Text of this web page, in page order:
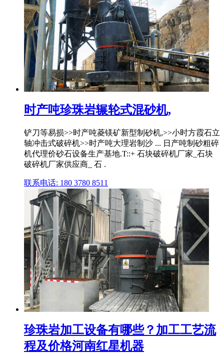
时产吨珍珠岩辗轮式混砂机,
铲刀等易损>>时产吨菱镁矿新型制砂机,>>小时方霞石立
轴冲击式破碎机>>时产吨大理岩制沙 ... 日产吨制砂粗碎
机代理价砂石设备生产基地.T::+ 石块破碎机厂家_石块
破碎机厂家供应商_ 石 .
联系电话: 180 3780 8511
珍珠岩加工设备有哪些？加工工艺流
程及价格河南红星机器